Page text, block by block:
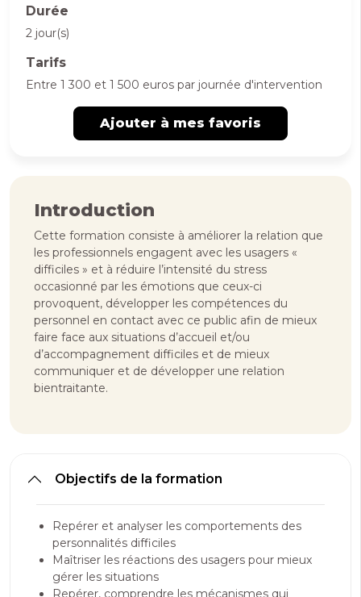
Durée
2 jour(s)
Tarifs
Entre 1 300 et 1 500 euros par journée d'intervention
Ajouter à mes favoris
Introduction
Cette formation consiste à améliorer la relation que
les professionnels engagent avec les usagers «
difficiles » et à réduire l’intensité du stress
occasionné par les émotions que ceux-ci
provoquent, développer les compétences du
personnel en contact avec ce public afin de mieux
faire face aux situations d’accueil et/ou
d’accompagnement difficiles et de mieux
communiquer et de développer une relation
bientraitante.
Objectifs de la formation
Repérer et analyser les comportements des
personnalités difficiles
Maîtriser les réactions des usagers pour mieux
gérer les situations
Repérer, comprendre les mécanismes qui